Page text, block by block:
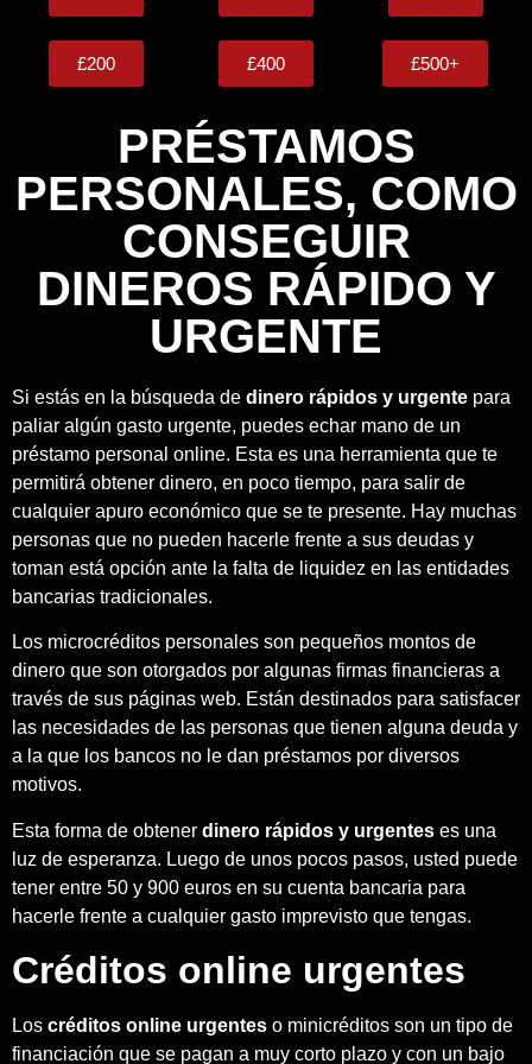
£200 £400 £500+
PRÉSTAMOS
PERSONALES, COMO
CONSEGUIR
DINEROS RÁPIDO Y
URGENTE
Si estás en la búsqueda de dinero rápidos y urgente para
paliar algún gasto urgente, puedes echar mano de un
préstamo personal online. Esta es una herramienta que te
permitirá obtener dinero, en poco tiempo, para salir de
cualquier apuro económico que se te presente. Hay muchas
personas que no pueden hacerle frente a sus deudas y
toman está opción ante la falta de liquidez en las entidades
bancarias tradicionales.
Los microcréditos personales son pequeños montos de
dinero que son otorgados por algunas firmas financieras a
través de sus páginas web. Están destinados para satisfacer
las necesidades de las personas que tienen alguna deuda y
a la que los bancos no le dan préstamos por diversos
motivos.
Esta forma de obtener dinero rápidos y urgentes es una
luz de esperanza. Luego de unos pocos pasos, usted puede
tener entre 50 y 900 euros en su cuenta bancaria para
hacerle frente a cualquier gasto imprevisto que tengas.
Créditos online urgentes
Los créditos online urgentes o minicréditos son un tipo de
financiación que se pagan a muy corto plazo y con un bajo